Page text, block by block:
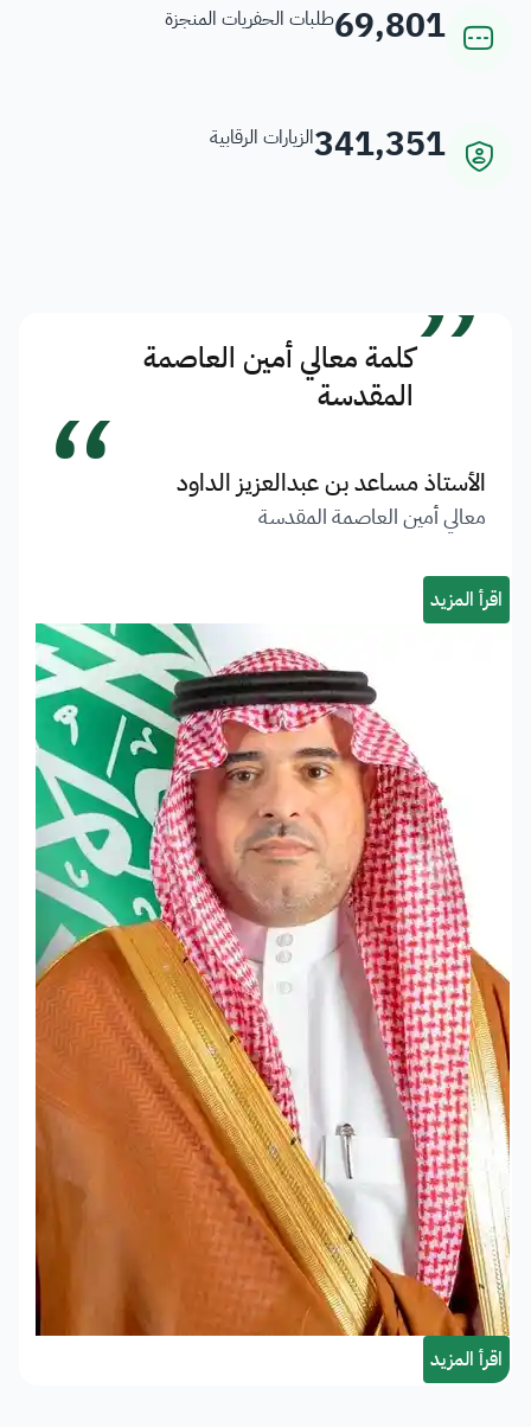
69,801طلبات الحفريات المنجزة
341,351الزيارات الرقابية
”كلمة معالي أمين العاصمة
المقدسة
الأستاذ مساعد بن عبدالعزيز الداود
معالي أمين العاصمة المقدسة “